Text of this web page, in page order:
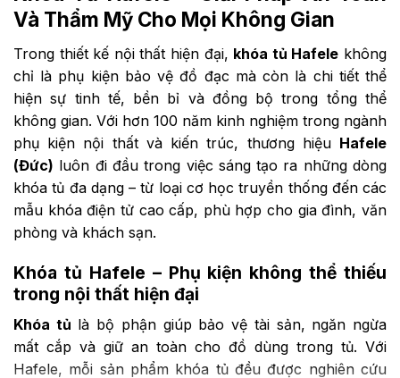
Và Thẩm Mỹ Cho Mọi Không Gian
Trong thiết kế nội thất hiện đại, khóa tủ Hafele không
chỉ là phụ kiện bảo vệ đồ đạc mà còn là chi tiết thể
hiện sự tinh tế, bền bỉ và đồng bộ trong tổng thể
không gian. Với hơn 100 năm kinh nghiệm trong ngành
phụ kiện nội thất và kiến trúc, thương hiệu Hafele
(Đức) luôn đi đầu trong việc sáng tạo ra những dòng
khóa tủ đa dạng – từ loại cơ học truyền thống đến các
mẫu khóa điện tử cao cấp, phù hợp cho gia đình, văn
phòng và khách sạn.
Khóa tủ Hafele – Phụ kiện không thể thiếu
trong nội thất hiện đại
Khóa tủ là bộ phận giúp bảo vệ tài sản, ngăn ngừa
mất cắp và giữ an toàn cho đồ dùng trong tủ. Với
Hafele, mỗi sản phẩm khóa tủ đều được nghiên cứu